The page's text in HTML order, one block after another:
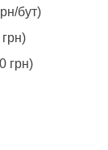
бут)
грн)